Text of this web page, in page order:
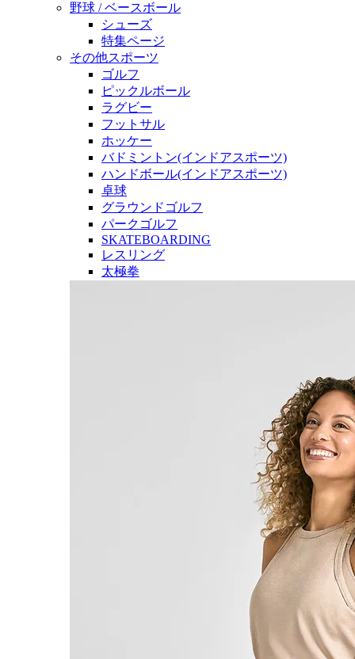
野球 / ベースボール
シューズ
特集ページ
その他スポーツ
ゴルフ
ピックルボール
ラグビー
フットサル
ホッケー
バドミントン(インドアスポーツ)
ハンドボール(インドアスポーツ)
卓球
グラウンドゴルフ
パークゴルフ
SKATEBOARDING
レスリング
太極拳